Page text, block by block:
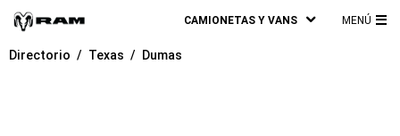
CAMIONETAS Y VANS MENÚ
Directorio Texas Dumas